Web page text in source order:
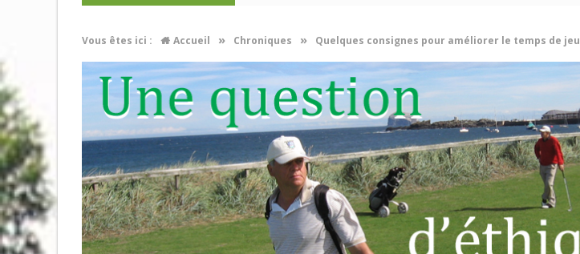
Vous êtes ici : Accueil » Chroniques » Quelques consignes pour améliorer le temps de jeu